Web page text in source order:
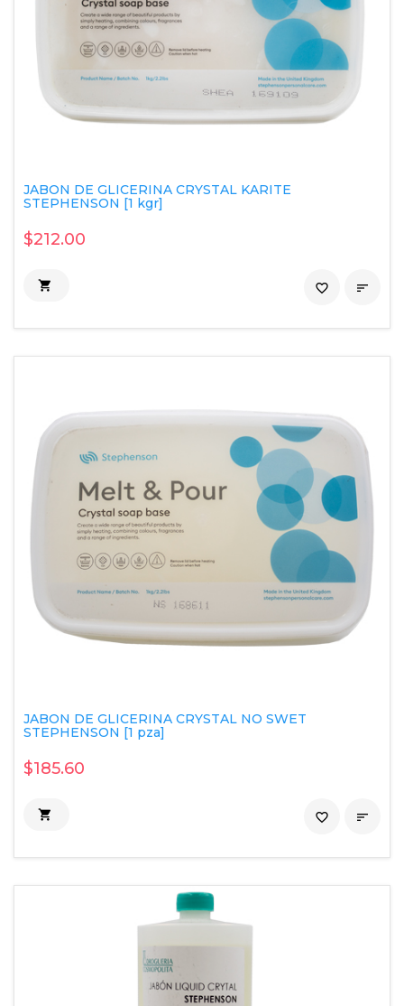
JABON DE GLICERINA CRYSTAL KARITE
STEPHENSON [1 kgr]
$212.00
 
favorite_border
JABON DE GLICERINA CRYSTAL NO SWET
STEPHENSON [1 pza]
$185.60
 
favorite_border